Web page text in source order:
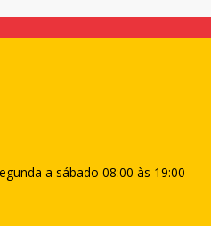
a sábado 08:00 às 19:00